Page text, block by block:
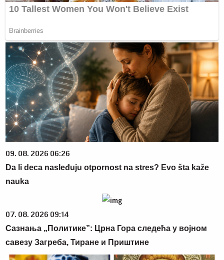
09. 08. 2026 06:26
Da li deca nasleđuju otpornost na stres? Evo šta kaže
nauka
07. 08. 2026 09:14
Сазнања „Политике”: Црна Гора следећа у војном
савезу Загреба, Тиране и Приштине